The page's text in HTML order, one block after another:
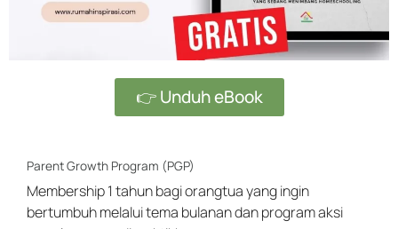
👉 Unduh eBook
Parent Growth Program (PGP)
Membership 1 tahun bagi orangtua yang ingin
bertumbuh melalui tema bulanan dan program aksi